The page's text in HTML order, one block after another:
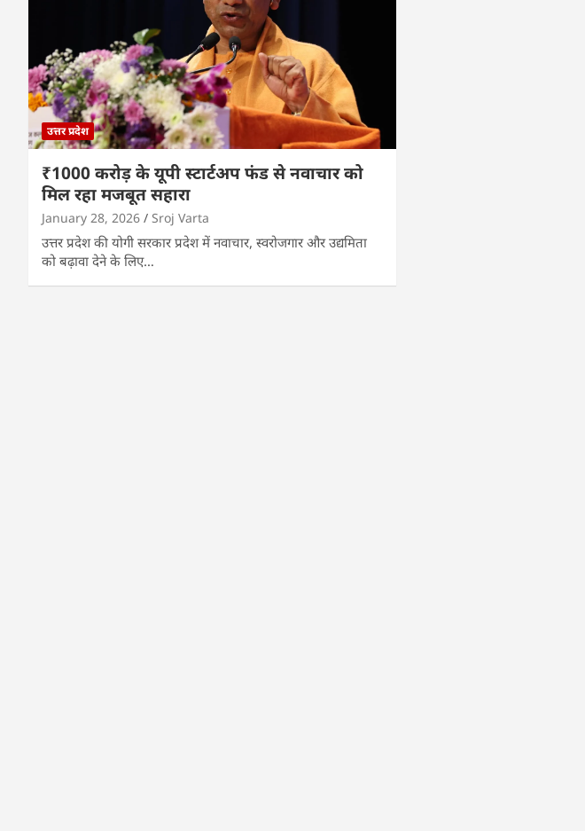
उत्तर प्रदेश
₹1000 करोड़ के यूपी स्टार्टअप फंड से नवाचार को
मिल रहा मजबूत सहारा
January 28, 2026 Sroj Varta
उत्तर प्रदेश की योगी सरकार प्रदेश में नवाचार, स्वरोजगार और उद्यमिता
को बढ़ावा देने के लिए…